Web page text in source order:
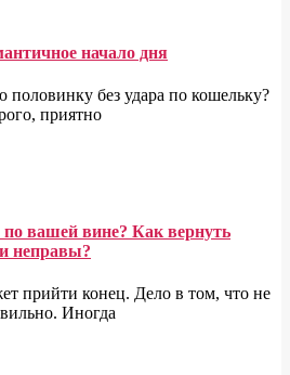
начало дня
без удара по кошельку?
приятно
вашей вине? Как вернуть
неправы?
прийти конец. Дело в том, что не
Иногда